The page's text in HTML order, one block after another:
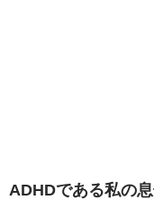
ADHDである私の